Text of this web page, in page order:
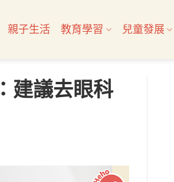
親子生活 教育學習 兒童發展
建議去眼科